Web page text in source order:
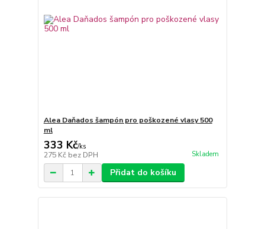
Alea Daňados šampón pro poškozené vlasy 500
ml
333 Kč/ks
275 Kč bez DPH Skladem
Přidat do košíku